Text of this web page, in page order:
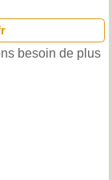
besoin de plus